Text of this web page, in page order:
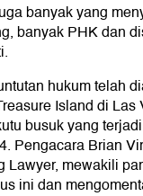
banyak yang
banyak PHK dan
hukum telah
Island di Las
busuk yang
Pengacara Brian
Lawyer, mewakili
ini dan